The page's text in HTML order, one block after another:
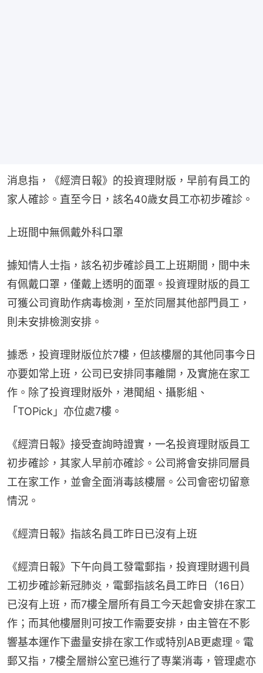
消息指，《經濟日報》的投資理財版，早前有員工的
家人確診。直至今日，該名40歲女員工亦初步確診。
上班間中無佩戴外科口罩
據知情人士指，該名初步確診員工上班期間，間中未
有佩戴口罩，僅戴上透明的面罩。投資理財版的員工
可獲公司資助作病毒檢測，至於同層其他部門員工，
則未安排檢測安排。
據悉，投資理財版位於7樓，但該樓層的其他同事今日
亦要如常上班，公司已安排同事離開，及實施在家工
作。除了投資理財版外，港聞組、攝影組、
「TOPick」亦位處7樓。
《經濟日報》接受查詢時證實，一名投資理財版員工
初步確診，其家人早前亦確診。公司將會安排同層員
工在家工作，並會全面消毒該樓層。公司會密切留意
情況。
《經濟日報》指該名員工昨日已沒有上班
《經濟日報》下午向員工發電郵指，投資理財週刊員
工初步確診新冠肺炎，電郵指該名員工昨日（16日）
已沒有上班，而7樓全層所有員工今天起會安排在家工
作；而其他樓層則可按工作需要安排，由主管在不影
響基本運作下盡量安排在家工作或特別AB更處理。電
郵又指，7樓全層辦公室已進行了専業消毒，管理處亦